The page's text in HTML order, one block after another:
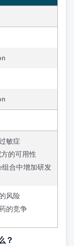
敏症
方的可用性
合中增加研发
风险
的竞争
？